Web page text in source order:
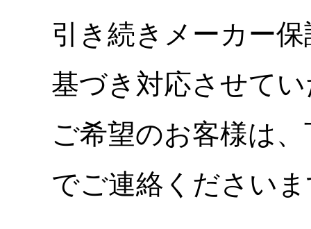
引き続きメーカー
基づき対応させて
ご希望のお客様は
でご連絡ください